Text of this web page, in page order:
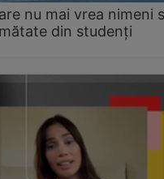
nu mai vrea nimeni
din studenţi